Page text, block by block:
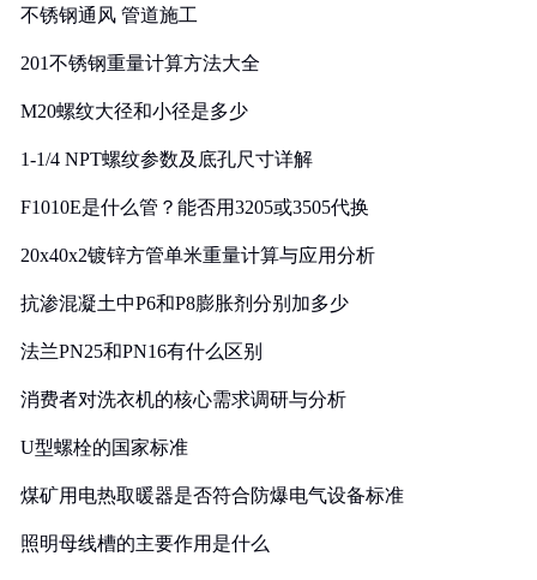
不锈钢通风 管道施工
201不锈钢重量计算方法大全
M20螺纹大径和小径是多少
1-1/4 NPT螺纹参数及底孔尺寸详解
F1010E是什么管？能否用3205或3505代换
20x40x2镀锌方管单米重量计算与应用分析
抗渗混凝土中P6和P8膨胀剂分别加多少
法兰PN25和PN16有什么区别
消费者对洗衣机的核心需求调研与分析
U型螺栓的国家标准
煤矿用电热取暖器是否符合防爆电气设备标准
照明母线槽的主要作用是什么